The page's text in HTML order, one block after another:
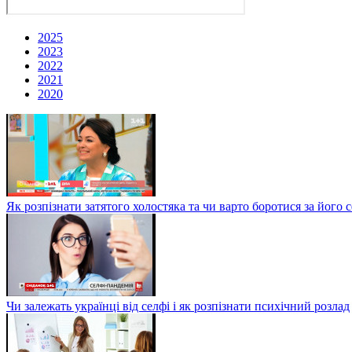
2025
2023
2022
2021
2020
Як розпізнати затятого холостяка та чи варто боротися за
Чи залежать українці від селфі і як розпізнати психічний розлад